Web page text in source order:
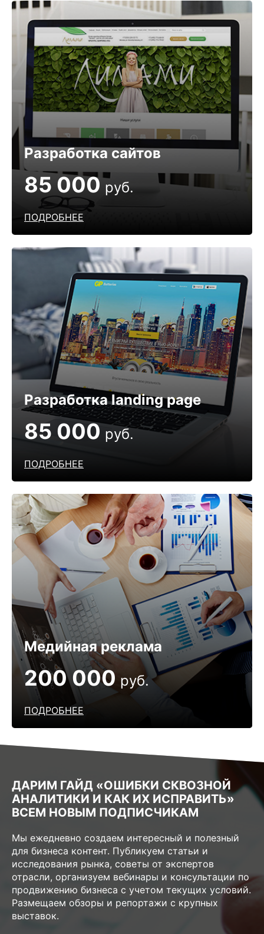
Разработка сайтов
ПОДРОБНЕЕ
85 000 руб.
Разработка landing page
ПОДРОБНЕЕ
85 000 руб.
Медийная реклама
ПОДРОБНЕЕ
200 000 руб.
ДАРИМ ГАЙД «ОШИБКИ СКВОЗНОЙ
АНАЛИТИКИ И КАК ИХ ИСПРАВИТЬ»
ВСЕМ НОВЫМ ПОДПИСЧИКАМ
Мы ежедневно создаем интересный и полезный
для бизнеса контент. Публикуем статьи и
исследования рынка, советы от экспертов
отрасли, организуем вебинары и консультации по
продвижению бизнеса с учетом текущих условий.
Размещаем обзоры и репортажи с крупных
выставок.